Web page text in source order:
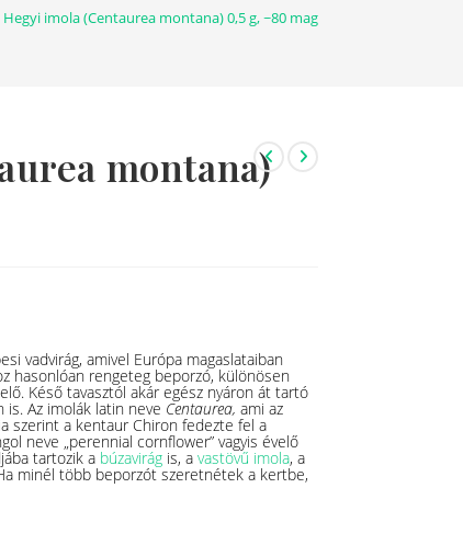
Hegyi imola (Centaurea montana) 0,5 g, ~80 mag
montana)
vadvirág, amivel Európa magaslataiban
hasonlóan rengeteg beporzó, különösen
Késő tavasztól akár egész nyáron át tartó
is. Az imolák latin neve Centaurea, ami az
szerint a kentaur Chiron fedezte fel a
neve „perennial cornflower” vagyis évelő
tartozik a búzavirágis, a vastövű imola, a
minél több beporzót szeretnétek a kertbe,